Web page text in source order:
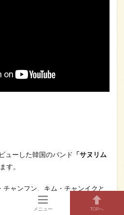
ューした韓国のバンド 「サヌリム
す。
ャンフン、キム・チャンイクと
とか。
メニュー TOPへ